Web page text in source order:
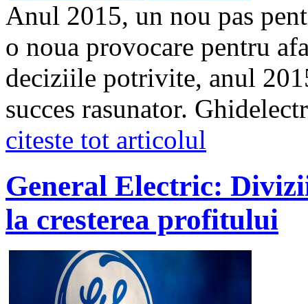
Anul 2015, un nou pas
o noua provocare pentru
deciziile potrivite, anul
succes rasunator.
citeste tot articolul
General Electric:
la cresterea profitului